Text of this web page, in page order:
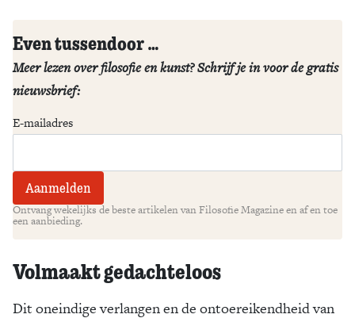
Even tussendoor …
Meer lezen over filosofie en kunst? Schrijf je in voor de gratis
nieuwsbrief:
E-mailadres
Ontvang wekelijks de beste artikelen van Filosofie Magazine en af en toe
een aanbieding.
Volmaakt gedachteloos
Dit oneindige verlangen en de ontoereikendheid van